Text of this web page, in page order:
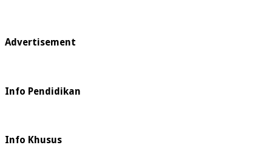
Advertisement
Info Pendidikan
Info Khusus